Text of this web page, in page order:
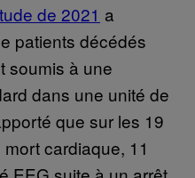
de 2021 a
patients décédés
soumis à une
dans une unité de
que sur les 19
cardiaque, 11